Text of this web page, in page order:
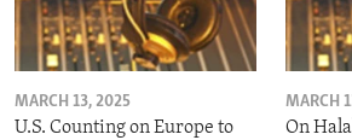
MARCH 13, 2025
U.S. Counting on Europe to
MARCH
On